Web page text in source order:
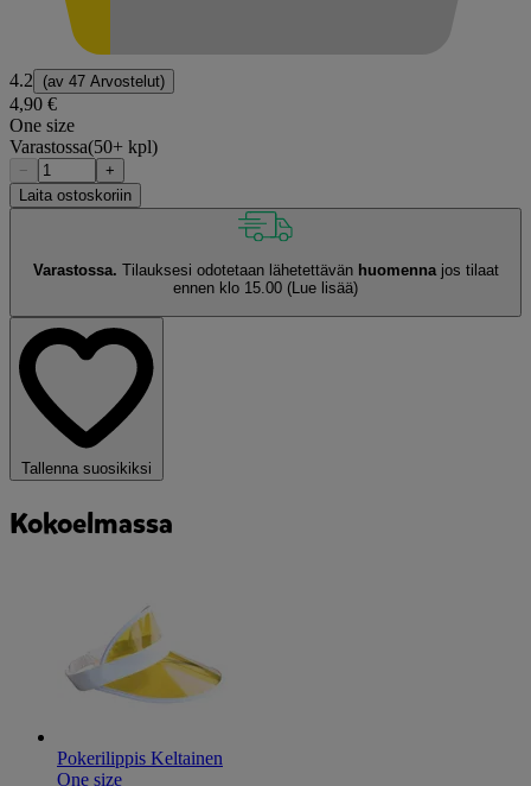
4.2 (av 47 Arvostelut)
4,90 €
One size
Varastossa(50+ kpl)
−
+
Laita ostoskoriin
Varastossa. Tilauksesi odotetaan lähetettävän huomennajos tilaat
ennen klo 15.00 (Lue lisää)
Tallenna suosikiksi
Kokoelmassa
Pokerilippis Keltainen
One size